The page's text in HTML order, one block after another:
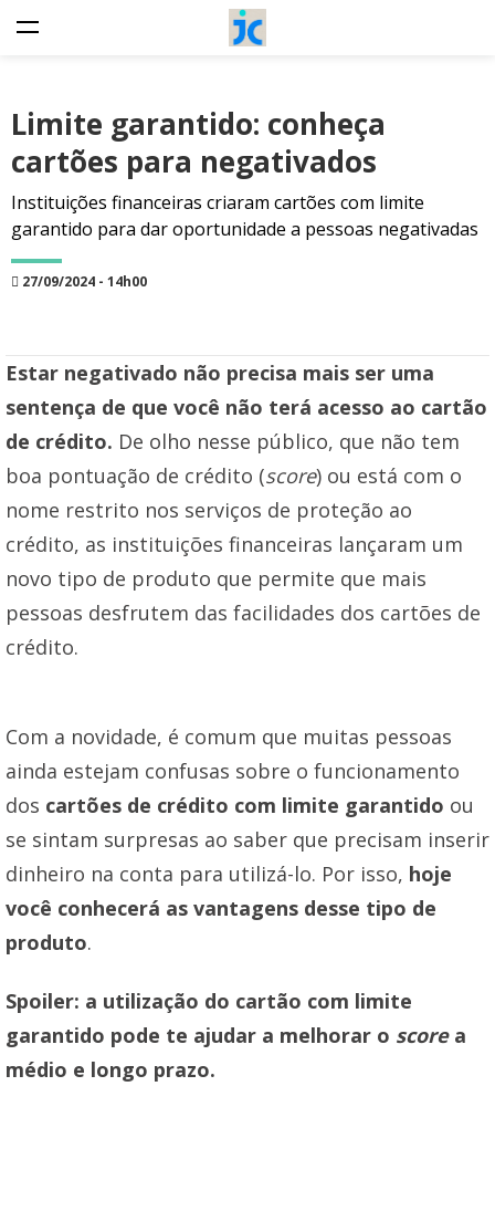
Limite garantido: conheça
cartões para negativados
Instituições financeiras criaram cartões com limite
garantido para dar oportunidade a pessoas negativadas
27/09/2024 - 14h00
Estar negativado não precisa mais ser uma
sentença de que você não terá acesso ao cartão
de crédito. De olho nesse público, que não tem
boa pontuação de crédito (score) ou está com o
nome restrito nos serviços de proteção ao
crédito, as instituições financeiras lançaram um
novo tipo de produto que permite que mais
pessoas desfrutem das facilidades dos cartões de
crédito.
Com a novidade, é comum que muitas pessoas
ainda estejam confusas sobre o funcionamento
dos cartões de crédito com limite garantido ou
se sintam surpresas ao saber que precisam inserir
dinheiro na conta para utilizá-lo. Por isso, hoje
você conhecerá as vantagens desse tipo de
produto.
Spoiler: a utilização do cartão com limite
garantido pode te ajudar a melhorar o scorea
médio e longo prazo.